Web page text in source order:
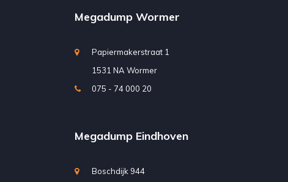
Megadump Wormer
Papiermakerstraat 1
1531 NA Wormer
075 - 74 000 20
Megadump Eindhoven
Boschdijk 944